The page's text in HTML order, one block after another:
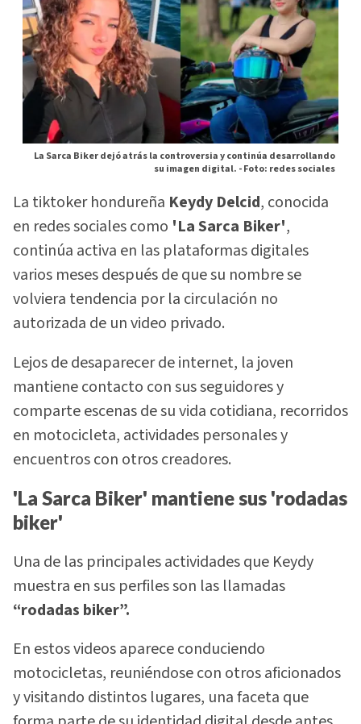
La Sarca Biker dejó atrás la controversia y continúa desarrollando
su imagen digital. -Foto: redes sociales
La tiktoker hondureña Keydy Delcid, conocida
en redes sociales como 'La Sarca Biker',
continúa activa en las plataformas digitales
varios meses después de que su nombre se
volviera tendencia por la circulación no
autorizada de un video privado.
Lejos de desaparecer de internet, la joven
mantiene contacto con sus seguidores y
comparte escenas de su vida cotidiana, recorridos
en motocicleta, actividades personales y
encuentros con otros creadores.
'La Sarca Biker' mantiene sus 'rodadas
biker'
Una de las principales actividades que Keydy
muestra en sus perfiles son las llamadas
“rodadas biker”.
En estos videos aparece conduciendo
motocicletas, reuniéndose con otros aficionados
y visitando distintos lugares, una faceta que